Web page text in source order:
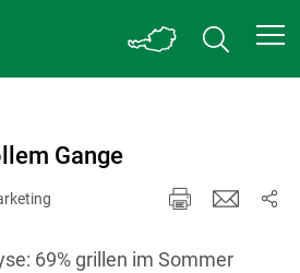
Gange
69% grillen im Sommer